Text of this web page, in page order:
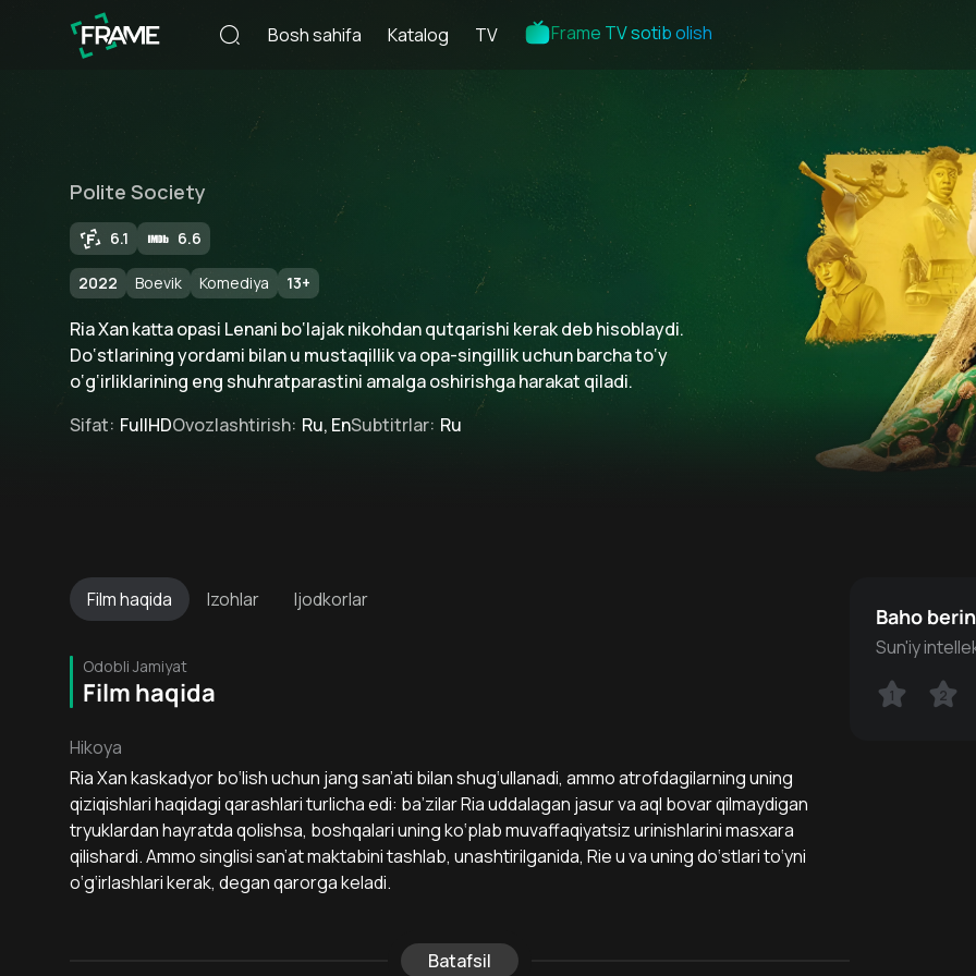
Bosh sahifa Katalog TV Frame TV sotib olish
Polite Society
6.1 6.6
2022 Boevik Komediya 13+
Ria Xan katta opasi Lenani bo‘lajak nikohdan qutqarishi kerak deb hisoblaydi.
Do‘stlarining yordami bilan u mustaqillik va opa-singillik uchun barcha to‘y
o‘g‘irliklarining eng shuhratparastini amalga oshirishga harakat qiladi.
Sifat: FullHDOvozlashtirish: Ru, EnSubtitrlar: Ru
Filmhaqida Izohlar Ijodkorlar
Odobli Jamiyat
Film haqida
Hikoya
Ria Xan kaskadyor bo‘lish uchun jang san’ati bilan shug‘ullanadi, ammo atrofdagilarning uning
qiziqishlari haqidagi qarashlari turlicha edi: ba’zilar Ria uddalagan jasur va aql bovar qilmaydigan
tryuklardan hayratda qolishsa, boshqalari uning ko‘plab muvaffaqiyatsiz urinishlarini masxara
qilishardi. Ammo singlisi san’at maktabini tashlab, unashtirilganida, Rie u va uning do‘stlari to‘yni
o‘g‘irlashlari kerak, degan qarorga keladi.
Batafsil
Baho
Sun'iy
1 2
1 2